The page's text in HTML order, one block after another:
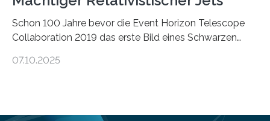
Schon 100 Jahre bevor die Event Horizon Telescope
Collaboration 2019 das erste Bild eines Schwarzen
hatte der Astronom Heber Curtis einen seltsamen
07.10.2025